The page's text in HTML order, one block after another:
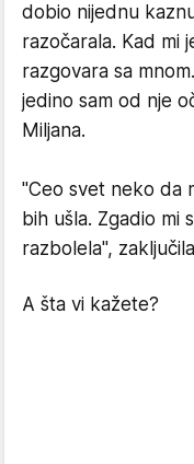
dobio nijednu
razočarala. Kad mi
razgovara sa
jedino sam od nje
Miljana.
"Ceo svet neko da
bih ušla. Zgadio mi
razbolela",
A šta vi kažete?